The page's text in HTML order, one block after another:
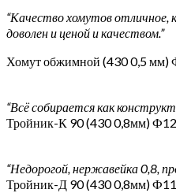
“Качество хомутов отличное,
доволен и ценой и качеством.”
Хомут обжимной (430 0,5 мм)
“Всё собирается как
Тройник-К 90 (430 0,8мм)
“Недорогой, нержавейка 0,8,
Тройник-Д 90 (430 0,8мм)